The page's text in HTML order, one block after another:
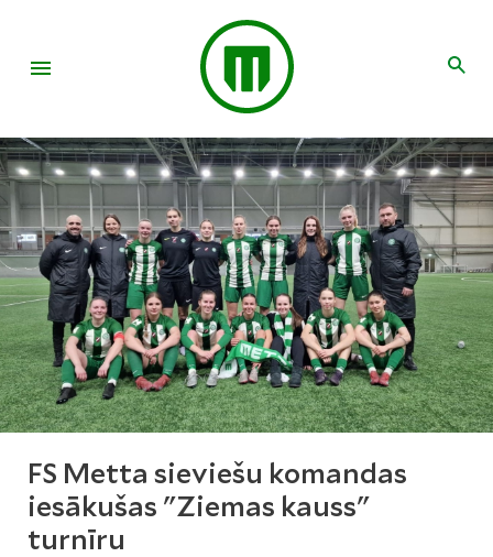
FS Metta sieviešu komandas
iesākušas "Ziemas kauss"
turnīru